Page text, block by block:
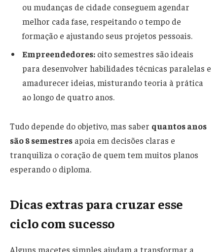
ou mudanças de cidade conseguem agendar
melhor cada fase, respeitando o tempo de
formação e ajustando seus projetos pessoais.
Empreendedores: oito semestres são ideais
para desenvolver habilidades técnicas paralelas e
amadurecer ideias, misturando teoria à prática
ao longo de quatro anos.
Tudo depende do objetivo, mas saber quantos anos
são 8 semestres apoia em decisões claras e
tranquiliza o coração de quem tem muitos planos
esperando o diploma.
Dicas extras para cruzar esse
ciclo com sucesso
Alguns macetes simples ajudam a transformar a